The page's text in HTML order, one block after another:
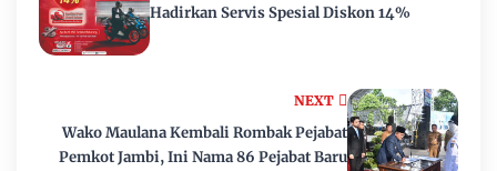
NEXT
Wako Maulana Kembali Rombak Pejabat
Pemkot Jambi, Ini Nama 86 Pejabat Baru
Hadirkan Servis Spesial Diskon 14%